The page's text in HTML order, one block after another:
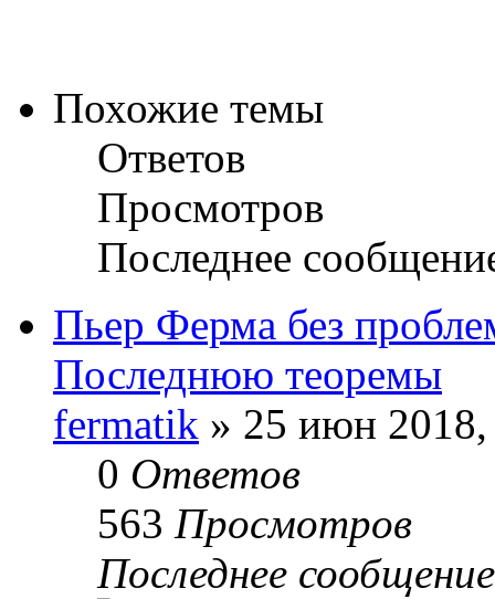
Похожие темы
Ответов
Просмотров
Последнее
Пьер Ферма без
Последнюю теоремы
fermatik » 25 июн
0 Ответов
563 Просмотров
Последнее